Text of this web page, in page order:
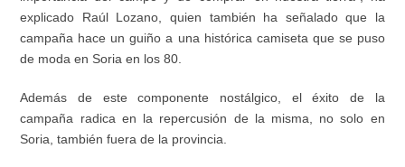
explicado Raúl Lozano, quien también ha señalado que la
campaña hace un guiño a una histórica camiseta que se puso
de moda en Soria en los 80.
Además de este componente nostálgico, eléxito de la
campaña radica en la repercusión de la misma, no solo en
Soria, también fuera de la provincia.